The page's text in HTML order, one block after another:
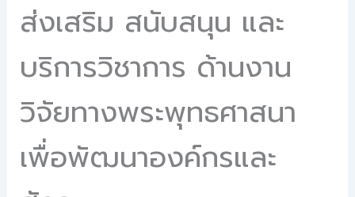
ส่งเสริม สนับสนุน และ
บริการวิชาการ ด้านงาน
วิจัยทางพระพุทธศาสนา
เพื่อพัฒนาองค์กรและ